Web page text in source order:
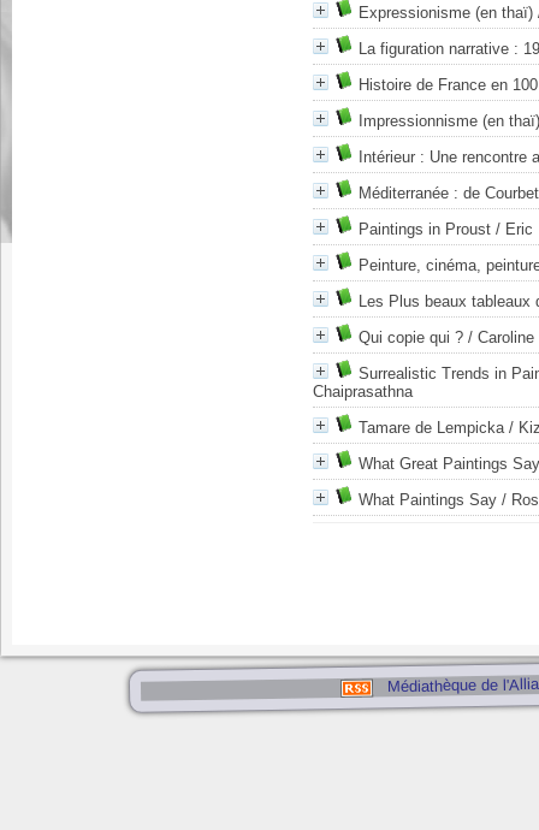
Expressionisme (en thaï)
La figuration narrative :
Histoire de France en
Impressionnisme (en thaï)
Intérieur : Une rencontre
Méditerranée : de
Paintings in Proust / Eric
Peinture, cinéma,
Les Plus beaux tableaux
Qui copie qui ? / Caroline
Surrealistic Trends in
Chaiprasathna
Tamare de Lempicka/
What Great Paintings Say
What Paintings Say /
Médiathèque de